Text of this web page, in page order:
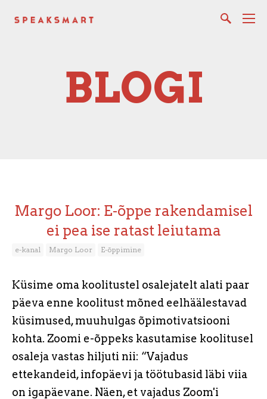
BLOGI
Margo Loor: E-õppe rakendamisel
ei pea ise ratast leiutama
e-kanal Margo Loor E-õppimine
Küsime oma koolitustel osalejatelt alati paar
päeva enne koolitust mõned eelhäälestavad
küsimused, muuhulgas õpimotivatsiooni
kohta. Zoomi e-õppeks kasutamise koolitusel
osaleja vastas hiljuti nii: “Vajadus
ettekandeid, infopäevi ja töötubasid läbi viia
on igapäevane. Näen, et vajadus Zoom'i